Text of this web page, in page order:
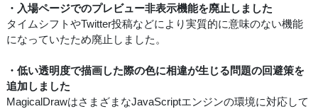
・入場ページでのプレビュー非表示機能を廃止しました
タイムシフトやTwitter投稿などにより実質的に意味のない機能
になっていたため廃止しました。
・低い透明度で描画した際の色に相違が生じる問題の回避策を
追加しました
MagicalDrawはさまざまなJavaScriptエンジンの環境に対応して